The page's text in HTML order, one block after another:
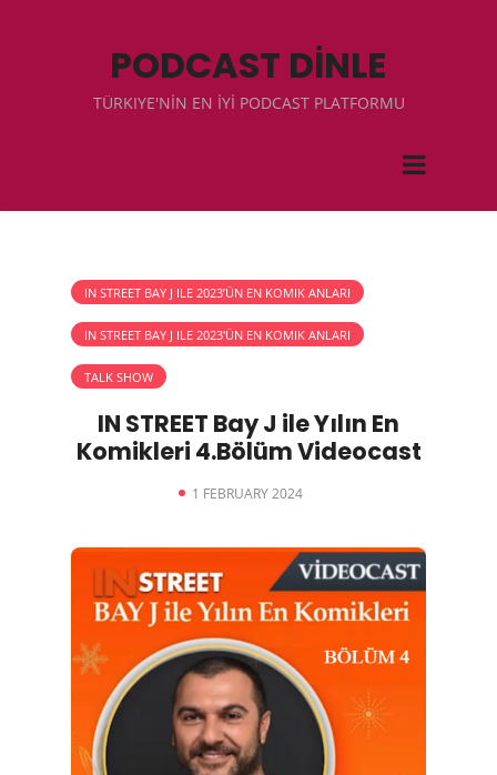
PODCAST DİNLE
TÜRKIYE'NİN EN İYİ PODCAST PLATFORMU
IN STREET BAY J ILE 2023’ÜN EN KOMIK ANLARI
IN STREET BAY J ILE 2023'ÜN EN KOMIK ANLARI
TALK SHOW
IN STREET Bay J ile Yılın En
Komikleri 4.Bölüm Videocast
1 FEBRUARY 2024